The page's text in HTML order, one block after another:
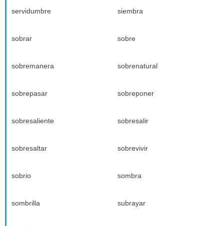
servidumbre siembra
sobrar sobre
sobremanera sobrenatural
sobrepasar sobreponer
sobresaliente sobresalir
sobresaltar sobrevivir
sobrio sombra
sombrilla subrayar